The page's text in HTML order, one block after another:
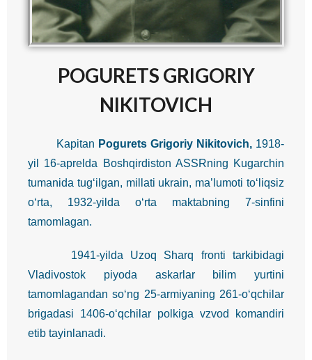
POGURETS GRIGORIY
NIKITOVICH
Kapitan Pogurets Grigoriy Nikitovich, 1918-
yil 16-aprelda Boshqirdiston ASSRning Kugarchin
tumanida tug‘ilgan, millati ukrain, ma’lumoti to‘liqsiz
o‘rta, 1932-yilda o‘rta maktabning 7-sinfini
tamomlagan.
1941-yilda Uzoq Sharq fronti tarkibidagi
Vladivostok piyoda askarlar bilim yurtini
tamomlagandan so‘ng 25-armiyaning 261-o‘qchilar
brigadasi 1406-o‘qchilar polkiga vzvod komandiri
etib tayinlanadi.